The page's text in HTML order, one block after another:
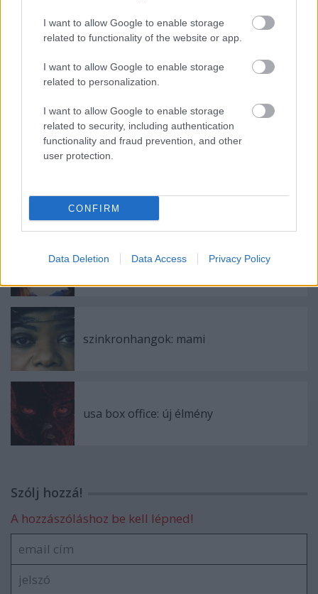
I want to allow Google to enable storage
related to functionality of the website or app.
I want to allow Google to enable storage
related to personalization.
I want to allow Google to enable storage
related to security, including authentication
functionality and fraud prevention, and other
user protection.
CONFIRM
Data Deletion Data Access Privacy Policy
Ajánlott bejegyzések:
szinkronhangok: rocketman
szinkronhangok: éretlenségi
szinkronhangok: mami
usa box office: új élmény
Szólj hozzá!
A hozzászóláshoz be kell lépned!